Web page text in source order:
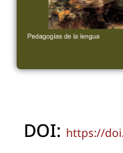
DOI: https://